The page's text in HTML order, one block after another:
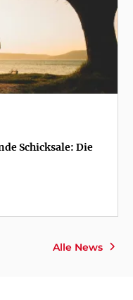
Alle News
Schicksale: Die